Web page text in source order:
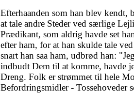
Efterhaanden som han blev kendt,
at tale andre Steder ved særlige
Prædikant, som aldrig havde set
efter ham, for at han skulde tale
snart han saa ham, udbrød han:
indbudt Dem til at komme, havde
Dreng. Folk er strømmet til hele
Befordringsmidler - Tossehoveder